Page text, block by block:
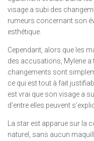
visage a subi des
rumeurs concernant son
esthétique.
Cependant, alors que les
des accusations, Mylene
changements sont
ce qui est tout à fait
est vrai que son visage a
d’entre elles peuvent
La star est apparue sur la
naturel, sans aucun